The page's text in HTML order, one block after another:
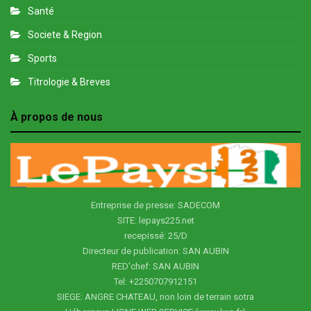
Santé
Societe & Region
Sports
Titrologie & Breves
À propos de nous
Entreprise de presse: SADECOM
SITE: lepays225.net
recepissé: 25/D
Directeur de publication: SAN AUBIN
RED'chef: SAN AUBIN
Tel: +2250707912151
SIEGE: ANGRE CHATEAU, non loin de terrain sotra